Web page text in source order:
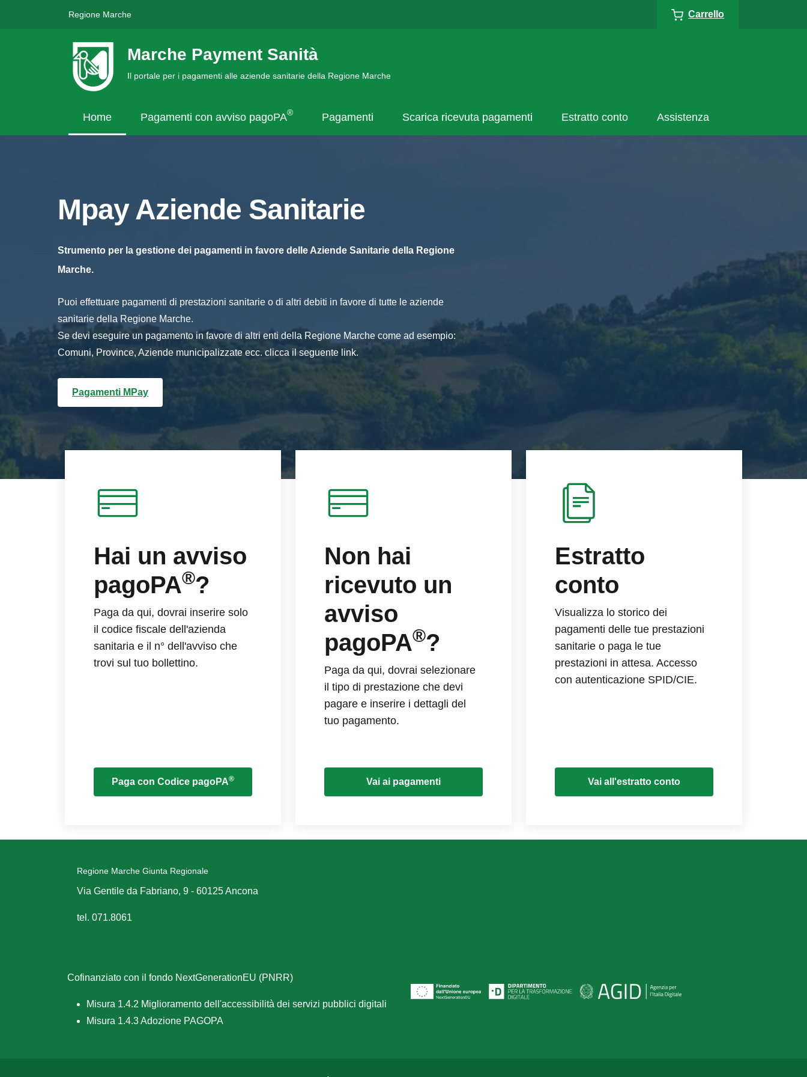
Regione Marche Carrello
Marche Payment Sanità
Il portale per i pagamenti alle aziende sanitarie della Regione Marche
Home Pagamenti con avviso pagoPA® Pagamenti Scarica ricevuta pagamenti Estratto conto Assistenza
Mpay Aziende Sanitarie
Strumento per la gestione dei pagamenti in favore delle Aziende Sanitarie della Regione
Marche.
Puoi effettuare pagamenti di prestazioni sanitarie o di altri debiti in favore di tutte le aziende
sanitarie della Regione Marche.
Se devi eseguire un pagamento in favore di altri enti della Regione Marche come ad esempio:
Comuni, Province, Aziende municipalizzate ecc. clicca il seguente link.
Pagamenti MPay
Hai un avviso
pagoPA®?
Paga da qui, dovrai inserire solo
il codice fiscale dell'azienda
sanitaria e il n° dell'avviso che
trovi sul tuo bollettino.
Paga con Codice pagoPA®
Non hai
ricevuto un
avviso
pagoPA®?
Paga da qui, dovrai selezionare
il tipo di prestazione che devi
pagare e inserire i dettagli del
tuo pagamento.
Vai ai pagamenti
Estratto
conto
Visualizza lo storico dei
pagamenti delle tue prestazioni
sanitarie o paga le tue
prestazioni in attesa. Accesso
con autenticazione SPID/CIE.
Vai all'estratto conto
Regione Marche Giunta Regionale
Via Gentile da Fabriano, 9 - 60125 Ancona
tel. 071.8061
Cofinanziato con il fondo NextGenerationEU (PNRR)
Misura 1.4.2 Miglioramento dell'accessibilità dei servizi pubblici digitali
Misura 1.4.3 Adozione PAGOPA